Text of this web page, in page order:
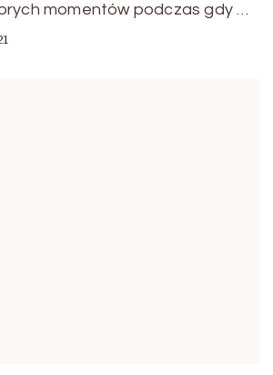
momentów podczas gdy …